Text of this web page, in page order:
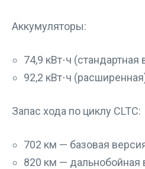
Аккумуляторы:
74,9 кВт⋅ч (стандартная
92,2 кВт⋅ч
Запас хода по циклу CLTC:
702 км — базовая
820 км — дальнобойная